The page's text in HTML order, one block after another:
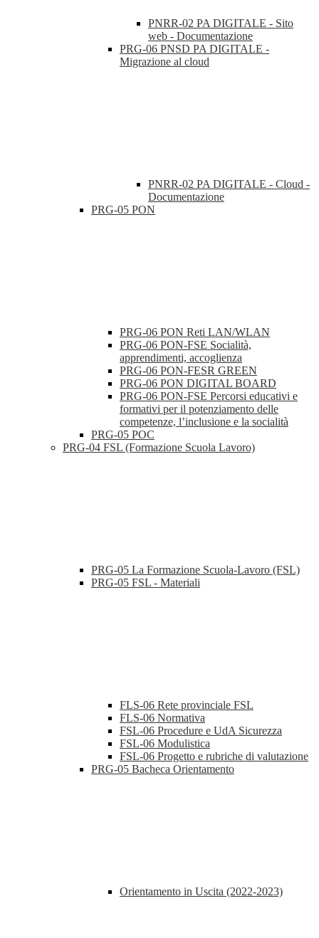
PNRR-02 PA DIGITALE - Sito
web - Documentazione
PRG-06 PNSD PA DIGITALE -
Migrazione al cloud
PNRR-02 PA DIGITALE - Cloud -
Documentazione
PRG-05 PON
PRG-06 PON Reti LAN/WLAN
PRG-06 PON-FSE Socialità,
apprendimenti, accoglienza
PRG-06 PON-FESR GREEN
PRG-06 PON DIGITAL BOARD
PRG-06 PON-FSE Percorsi educativi e
formativi per il potenziamento delle
competenze, l’inclusione e la socialità
PRG-05 POC
PRG-04 FSL (Formazione Scuola Lavoro)
PRG-05 La Formazione Scuola-Lavoro (FSL)
PRG-05 FSL - Materiali
FLS-06 Rete provinciale FSL
FLS-06 Normativa
FSL-06 Procedure e UdA Sicurezza
FSL-06 Modulistica
FSL-06 Progetto e rubriche di valutazione
PRG-05 Bacheca Orientamento
Orientamento in Uscita (2022-2023)